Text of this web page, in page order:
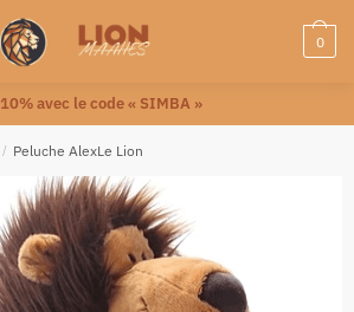
0
10% avec le code « SIMBA »
/ Peluche AlexLe Lion